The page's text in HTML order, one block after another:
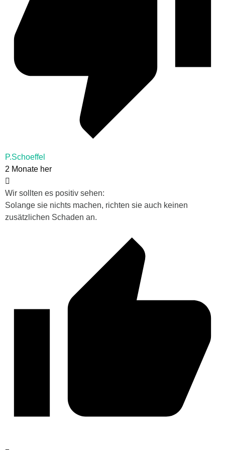
P.Schoeffel
2 Monate her
Wir sollten es positiv sehen:
Solange sie nichts machen, richten sie auch keinen
zusätzlichen Schaden an.